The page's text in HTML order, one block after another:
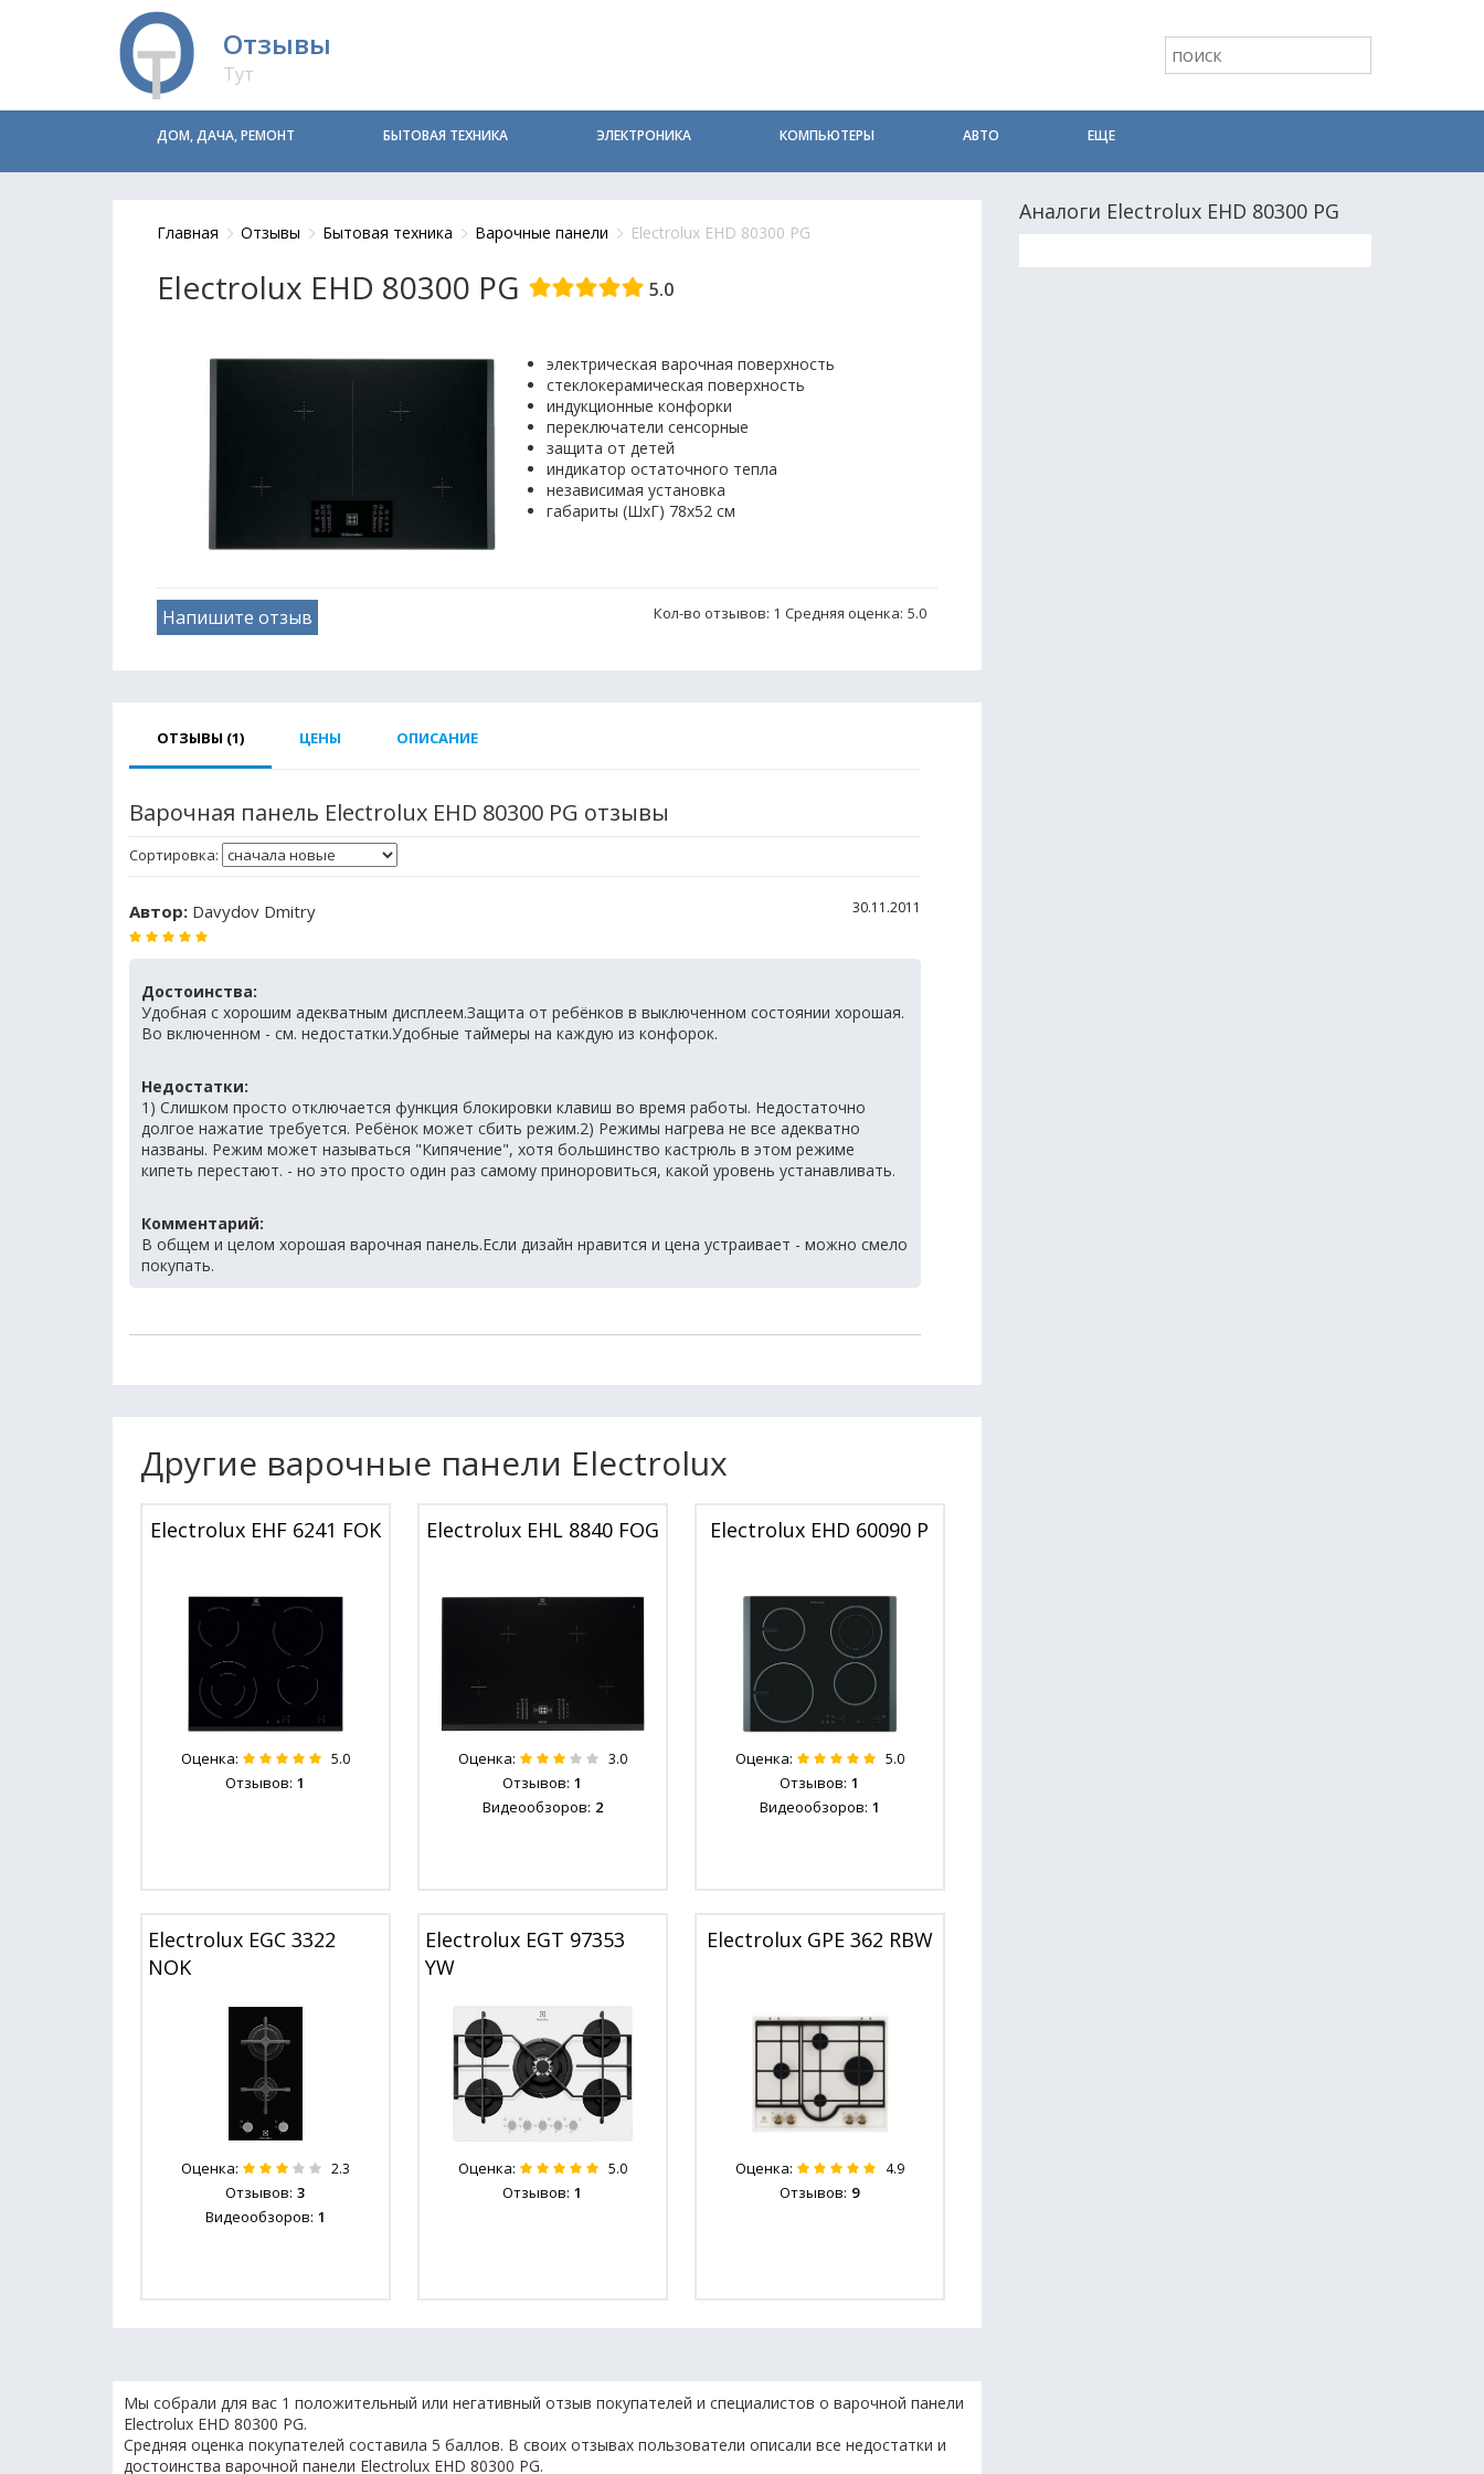
Отзывы
Тут
ДОМ, ДАЧА, РЕМОНТ БЫТОВАЯ ТЕХНИКА ЭЛЕКТРОНИКА КОМПЬЮТЕРЫ АВТО ЕЩЕ
Главная Отзывы Бытовая техника Варочные панели Electrolux EHD 80300 PG
Electrolux EHD 80300 PG 5.0
электрическая варочная поверхность
стеклокерамическая поверхность
индукционные конфорки
переключатели сенсорные
защита от детей
индикатор остаточного тепла
независимая установка
габариты (ШхГ) 78x52 см
Кол-во отзывов: 1 Средняя оценка: 5.0
Напишите отзыв
ОТЗЫВЫ (1) ЦЕНЫ ОПИСАНИЕ
Варочная панель Electrolux EHD 80300 PG отзывы
Сортировка:
Автор: Davydov Dmitry 30.11.2011
Достоинства:
Удобная с хорошим адекватным дисплеем.Защита от ребёнков в выключенном состоянии хорошая.
Во включенном - см. недостатки.Удобные таймеры на каждую из конфорок.
Недостатки:
1) Слишком просто отключается функция блокировки клавиш во время работы. Недостаточно
долгое нажатие требуется. Ребёнок может сбить режим.2) Режимы нагрева не все адекватно
названы. Режим может называться "Кипячение", хотя большинство кастрюль в этом режиме
кипеть перестают. - но это просто один раз самому приноровиться, какой уровень устанавливать.
Комментарий:
В общем и целом хорошая варочная панель.Если дизайн нравится и цена устраивает - можно смело
покупать.
Другие варочные панели Electrolux
Electrolux EHF 6241 FOK
Оценка: 5.0
Отзывов: 1
Electrolux EHL 8840 FOG
Оценка: 3.0
Отзывов: 1
Видеообзоров: 2
Electrolux EHD 60090 P
Оценка: 5.0
Отзывов: 1
Видеообзоров: 1
Electrolux EGC 3322
NOK
Оценка: 2.3
Отзывов: 3
Видеообзоров: 1
Electrolux EGT 97353
YW
Оценка: 5.0
Отзывов: 1
Electrolux GPE 362 RBW
Оценка: 4.9
Отзывов: 9
Мы собрали для вас 1 положительный или негативный отзыв покупателей и специалистов о варочной панели
Electrolux EHD 80300 PG.
Средняя оценка покупателей составила 5 баллов. В своих отзывах пользователи описали все недостатки и
достоинства варочной панели Electrolux EHD 80300 PG.
Аналоги Electrolux EHD 80300 PG